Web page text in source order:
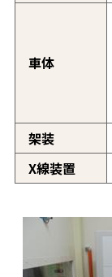
車体
架装
X線装置